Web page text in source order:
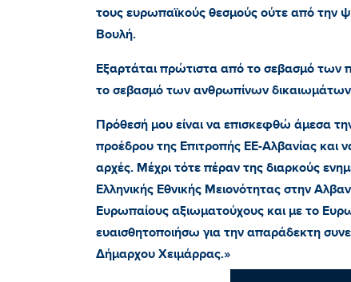
τους ευρωπαϊκούς θεσμούς ούτε από την
Βουλή.
Εξαρτάται πρώτιστα από το σεβασμό των
το σεβασμό των ανθρωπίνων δικαιωμάτων
Πρόθεσή μου είναι να επισκεφθώ άμεσα
προέδρου της Επιτροπής ΕΕ-Αλβανίας και
αρχές. Μέχρι τότε πέραν της διαρκούς
Ελληνικής Εθνικής Μειονότητας στην
Ευρωπαίους αξιωματούχους και με το
ευαισθητοποιήσω για την απαράδεκτη
Δήμαρχου Χειμάρρας.»